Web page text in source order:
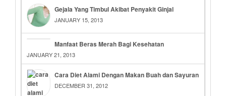
Gejala Yang Timbul Akibat Penyakit Ginjal
JANUARY 15, 2013
Manfaat Beras Merah Bagi Kesehatan
JANUARY 21, 2013
Cara Diet Alami Dengan Makan Buah dan Sayuran
DECEMBER 31, 2012